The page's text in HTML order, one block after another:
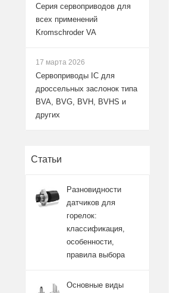
Серия сервоприводов для
всех применений
Kromschroder VA
17 марта 2026
Сервоприводы IC для
дроссельных заслонок типа
BVA, BVG, BVH, BVHS и
других
Статьи
Разновидности
датчиков для
горелок:
классификация,
особенности,
правила выбора
Основные виды